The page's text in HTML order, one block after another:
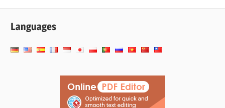
Languages